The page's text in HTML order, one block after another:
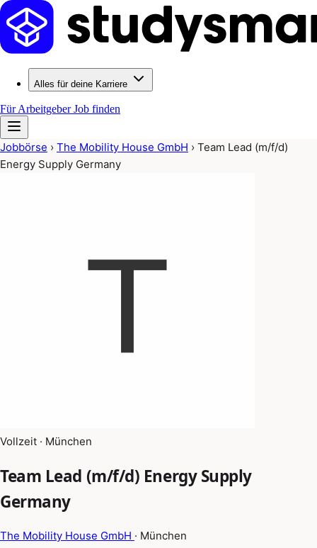
Alles für deine Karriere
Für ArbeitgeberJob finden
Jobbörse › The Mobility House GmbH › Team Lead (m/f/d)
Energy Supply Germany
Vollzeit · München
Team Lead (m/f/d) Energy Supply
Germany
The Mobility House GmbH · München